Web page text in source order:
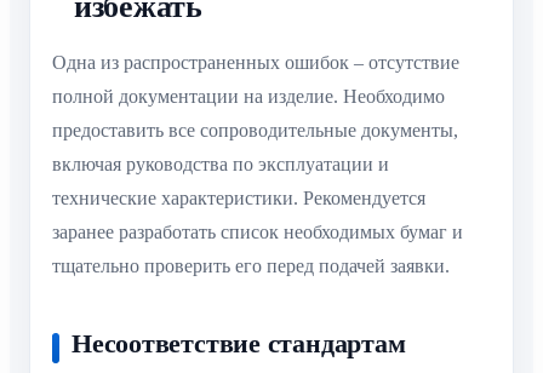
Одна из распространенных ошибок – отсутствие
полной документации на изделие. Необходимо
предоставить все сопроводительные документы,
включая руководства по эксплуатации и
технические характеристики. Рекомендуется
заранее разработать список необходимых бумаг и
тщательно проверить его перед подачей заявки.
Несоответствие стандартам